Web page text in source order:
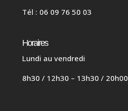
Tél : 06 09 76 50 03
Horaires
Lundi au vendredi
8h30 / 12h30 – 13h30 / 20h00